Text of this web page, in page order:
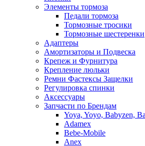
Элементы тормоза
Педали тормоза
Тормозные тросики
Тормозные шестеренки
Адаптеры
Амортизаторы и Подвеска
Крепеж и Фурнитура
Крепление люльки
Ремни Фастексы Защелки
Регулировка спинки
Аксессуары
Запчасти по Брендам
Yoya, Yoyo, Babyzen,
Adamex
Bebe-Mobile
Anex